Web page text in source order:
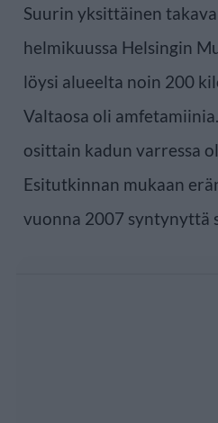
Suurin yksittäinen
helmikuussa Helsingin
löysi alueelta noin 200
Valtaosa oli
osittain kadun varressa
Esitutkinnan mukaan
vuonna 2007 syntynyttä